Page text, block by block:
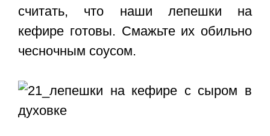
считать, что наши лепешки на
кефире готовы. Смажьте их обильно
чесночным соусом.